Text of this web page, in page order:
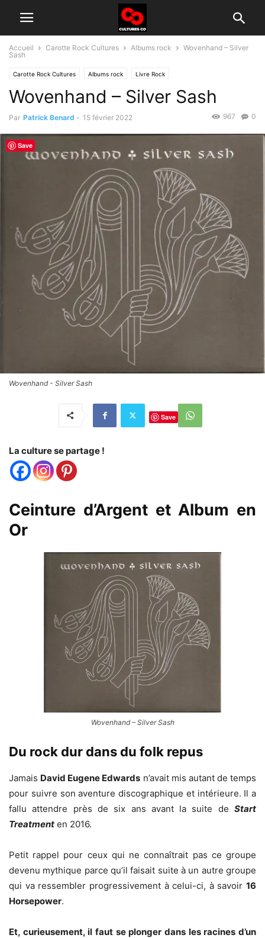
Accueil Carotte Rock Cultures Albums rock
Wovenhand – Silver
Sash
Carotte Rock Cultures Albums rock Livre Rock
Groupes rock d'aujourd'hui Histoire du rock
Wovenhand – Silver Sash
Par Patrick Benard - 15 février 2022 0
967
Wovenhand - Silver Sash
Save
La culture se partage !
Ceinture d’Argent et Album en
Or
Wovenhand – Silver Sash
Du rock dur dans du folk repus
Jamais David Eugene Edwards n’avait mis autant de temps
pour suivre son aventure discographique et intérieure. Il a
fallu attendre près de six ans avant la suite de Start
Treatment en 2016.
Petit rappel pour ceux qui ne connaîtrait pas ce groupe
devenu mythique parce qu’il faisait suite à un autre groupe
qui va ressembler progressivement à celui-ci, à savoir 16
Horsepower.
Et, curieusement, il faut se plonger dans les racines d’un
Save